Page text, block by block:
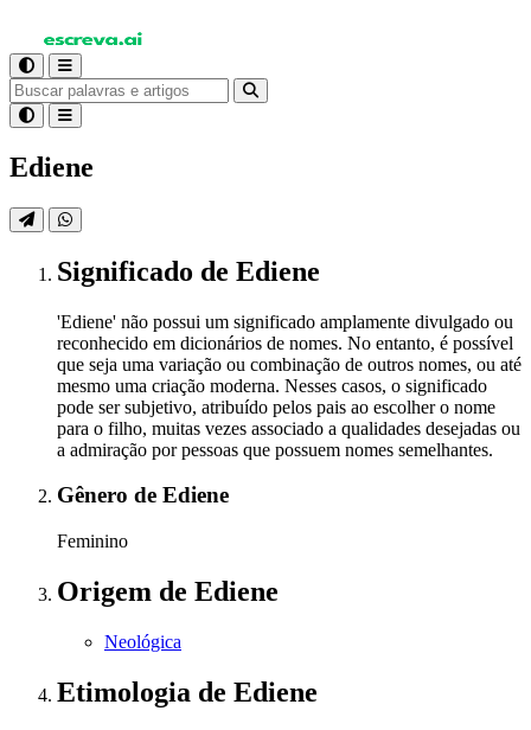
Ediene
Significado de Ediene
'Ediene' não possui um significado amplamente divulgado ou
reconhecido em dicionários de nomes. No entanto, é possível
que seja uma variação ou combinação de outros nomes, ou até
mesmo uma criação moderna. Nesses casos, o significado
pode ser subjetivo, atribuído pelos pais ao escolher o nome
para o filho, muitas vezes associado a qualidades desejadas ou
a admiração por pessoas que possuem nomes semelhantes.
Gênero de Ediene
Feminino
Origem de Ediene
Neológica
Etimologia de Ediene